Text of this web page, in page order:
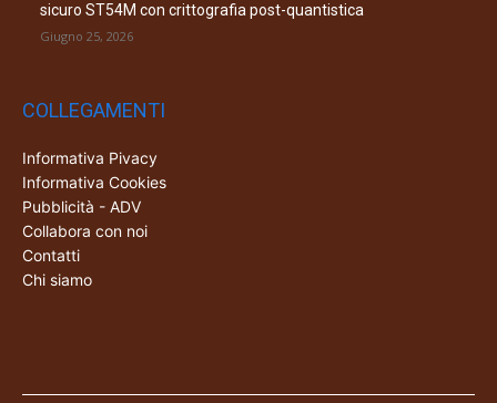
sicuro ST54M con crittografia post-quantistica
Giugno 25, 2026
COLLEGAMENTI
Informativa Pivacy
Informativa Cookies
Pubblicità - ADV
Collabora con noi
Contatti
Chi siamo